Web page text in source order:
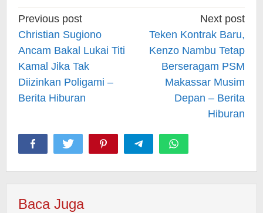
Post
navigation
Previous post
Christian Sugiono
Ancam Bakal Lukai Titi
Kamal Jika Tak
Diizinkan Poligami –
Berita Hiburan
Next post
Teken Kontrak Baru,
Kenzo Nambu Tetap
Berseragam PSM
Makassar Musim
Depan – Berita
Hiburan
Baca Juga